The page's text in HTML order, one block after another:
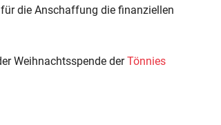
die Anschaffung die finanziellen
Weihnachtsspende derTönnies